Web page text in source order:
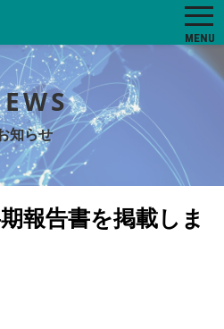
MENU
知らせ
報告書を掲載しま